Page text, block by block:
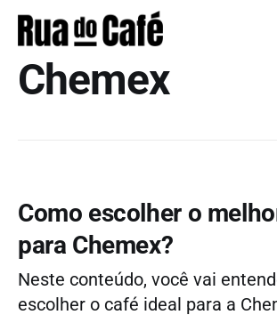
Chemex
Como escolher o
para Chemex?
Neste conteúdo, você vai
escolher o café ideal para a